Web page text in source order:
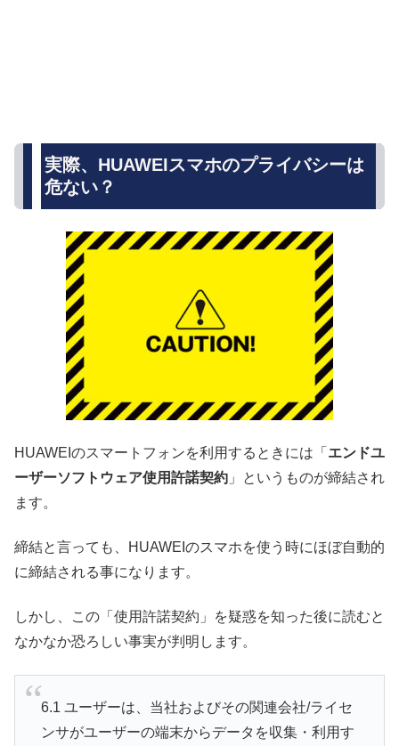
実際、HUAWEIスマホのプライバシーは
危ない？
HUAWEIのスマートフォンを利用するときには「 エンドユ
ーザーソフトウェア使用許諾契約 」というものが締結され
ます。
締結と言っても、HUAWEIのスマホを使う時にほぼ自動的
に締結される事になります。
しかし、この「使用許諾契約」を疑惑を知った後に読むと
なかなか恐ろしい事実が判明します。
6.1 ユーザーは、当社およびその関連会社/ライセ
ンサがユーザーの端末からデータを収集・利用す